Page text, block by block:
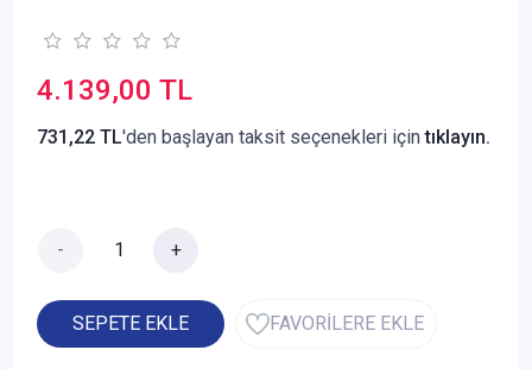
4.139,00 TL
731,22 TL'den başlayan taksit seçenekleri içintıklayın.
- +
SEPETE EKLE FAVORİLERE EKLE